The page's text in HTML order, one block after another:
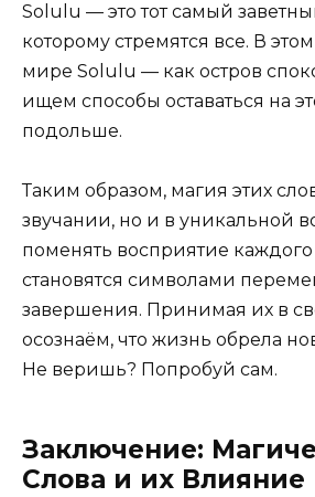
Solulu — это тот самый
которому стремятся все. В
мире Solulu — как остров
ищем способы оставаться на
подольше.
Таким образом, магия этих
звучании, но и в уникальной
поменять восприятие каждого
становятся символами
завершения. Принимая их в
осознаём, что жизнь обрела
Не веришь? Попробуй сам.
Заключение:
Слова и их Влияние